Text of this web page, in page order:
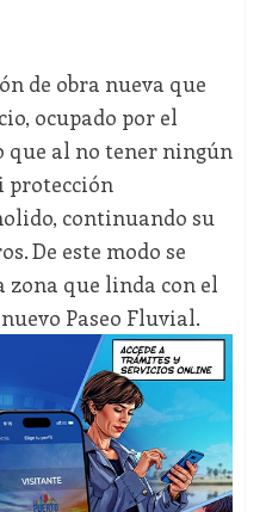
de obra nueva que
ocupado por el
que al no tener ningún
protección
continuando su
De este modo se
zona que linda con el
Paseo Fluvial.